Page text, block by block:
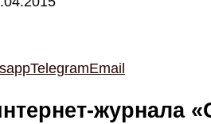
TelegramEmail
журнала